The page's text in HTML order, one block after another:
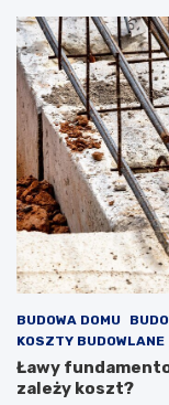
BUDOWA DOMU
KOSZTY BUDOWLANE
Ławy
zależy koszt?